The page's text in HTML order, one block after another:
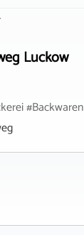
Luckow
#Backwaren